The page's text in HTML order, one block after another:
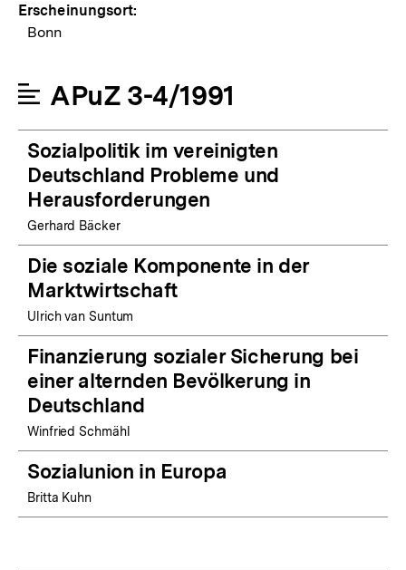
Erscheinungsort:
Bonn
APuZ 3-4/1991
Sozialpolitik im vereinigten
Deutschland Probleme und
Herausforderungen
Gerhard Bäcker
Die soziale Komponente in der
Marktwirtschaft
Ulrich van Suntum
Finanzierung sozialer Sicherung bei
einer alternden Bevölkerung in
Deutschland
Winfried Schmähl
Sozialunion in Europa
Britta Kuhn